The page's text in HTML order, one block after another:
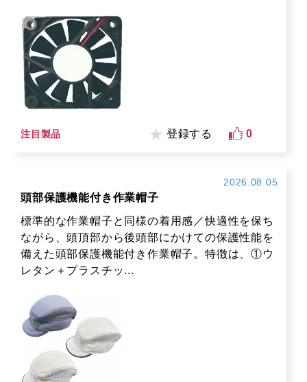
注目製品 登録する 0
2026.08.05
頭部保護機能付き作業帽子
標準的な作業帽子と同様の着用感／快適性を保ち
ながら、頭頂部から後頭部にかけての保護性能を
備えた頭部保護機能付き作業帽子。特徴は、①ウ
レタン＋プラスチッ...